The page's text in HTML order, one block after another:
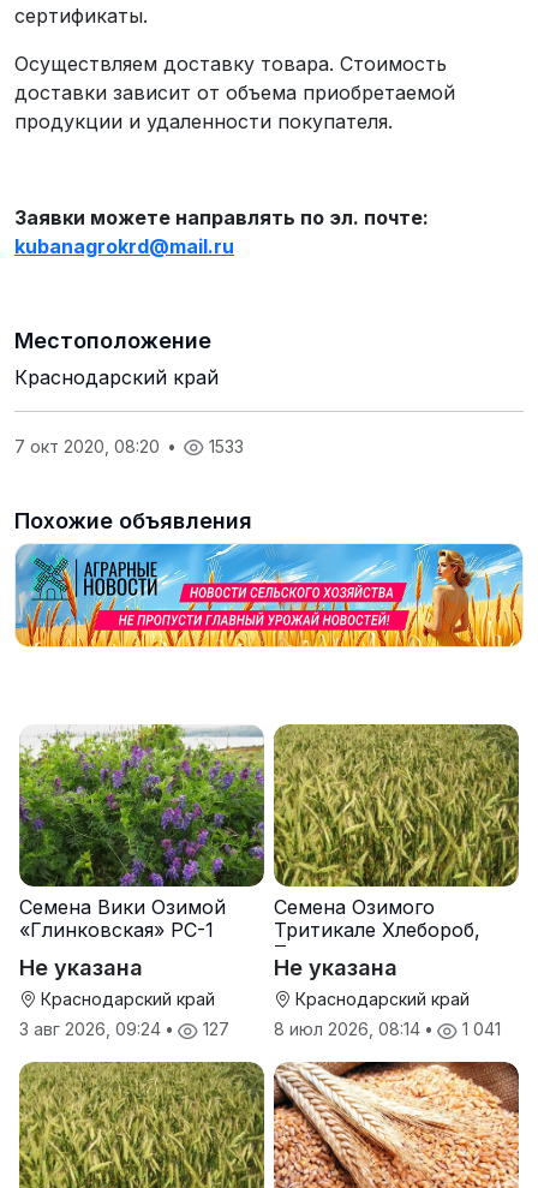
сертификаты.
Осуществляем доставку товара. Стоимость
доставки зависит от объема приобретаемой
продукции и удаленности покупателя.
Заявки можете направлять по эл. почте:
kubanagrokrd@mail.ru
Местоположение
Краснодарский край
7 окт 2020, 08:20 • 1533
Похожие объявления
Семена Вики Озимой
«Глинковская» РС-1
Не указана
Краснодарский край
3 авг 2026, 09:24 • 127
Семена Озимого
Тритикале Хлебороб,
Тихон
Не указана
Краснодарский край
8 июл 2026, 08:14 • 1 041